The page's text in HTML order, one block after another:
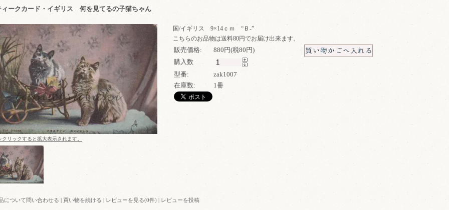
ィークカード・イギリス 何を見てるの子猫ちゃん
国/イギリス 9×14ｃｍ “Ｂ-”
こちらのお品物は送料80円でお届け出来ます。
販売価格:
880円(税80円)
購入数
型番:
zak1007
在庫数:
1冊
リックすると拡大表示されます。
について問い合わせる | 買い物を続ける | レビューを見る(0件) | レビューを投稿